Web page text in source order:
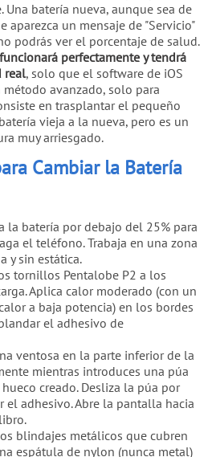
Una batería nueva, aunque sea de
aparezca un mensaje de "Servicio"
podrás ver el porcentaje de salud.
perfectamente y tendrá
real, solo que el software de iOS
avanzado, solo para
en trasplantar el pequeño
vieja a la nueva, pero es un
muy arriesgado.
Cambiar la Batería
la batería por debajo del 25% para
el teléfono. Trabaja en una zona
y sin estática.
tornillos Pentalobe P2 a los
Aplica calor moderado (con un
a baja potencia) en los bordes
el adhesivo de
ventosa en la parte inferior de la
mientras introduces una púa
creado. Desliza la púa por
el adhesivo. Abre la pantalla hacia
blindajes metálicos que cubren
espátula de nylon (nunca metal)